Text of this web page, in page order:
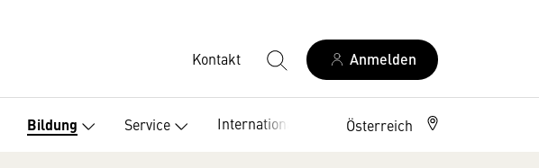
Kontakt Anmelden
Bildung Service International Österreich